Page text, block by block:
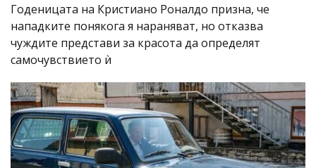
Годеницата на Кристиано Роналдо призна, че
нападките понякога я нараняват, но отказва
чуждите представи за красота да определят
самочувствието ѝ